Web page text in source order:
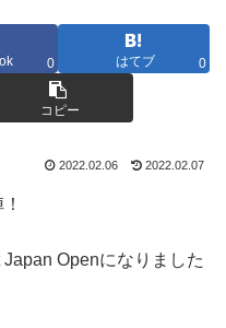
0 はてブ 0
コピー
2022.02.06 2022.02.07
Openになりました